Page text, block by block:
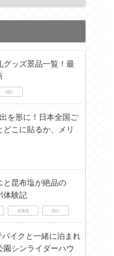
グッズ景品一覧！最
雑記
を形に！日本全国ご
こに貼るか、メリ
と昆布塩が絶品の
体験記
北海道 雑記
イクと一緒に泊まれ
園シンライダーハウ